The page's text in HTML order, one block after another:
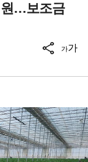
…보조금
가가